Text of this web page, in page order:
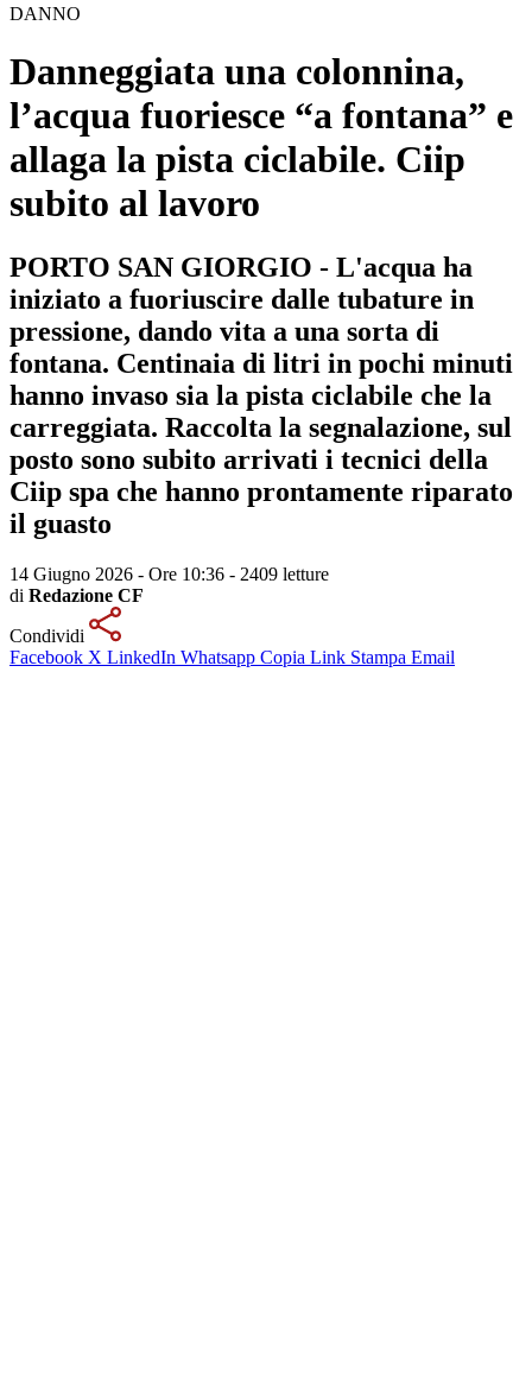
DANNO
Danneggiata una colonnina,
l’acqua fuoriesce “a fontana” e
allaga la pista ciclabile. Ciip
subito al lavoro
PORTO SAN GIORGIO - L'acqua ha
iniziato a fuoriuscire dalle tubature in
pressione, dando vita a una sorta di
fontana. Centinaia di litri in pochi minuti
hanno invaso sia la pista ciclabile che la
carreggiata. Raccolta la segnalazione, sul
posto sono subito arrivati i tecnici della
Ciip spa che hanno prontamente riparato
il guasto
14 Giugno 2026 - Ore 10:36 - 2409 letture
di Redazione CF
Condividi
Facebook X LinkedIn Whatsapp Copia Link Stampa Email